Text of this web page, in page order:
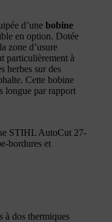
d’une bobine
en option. Dotée
zone d’usure
particulièrement à
herbes sur des
Cette bobine
longue par rapport
STIHL AutoCut 27-
bordures et
à dos thermiques